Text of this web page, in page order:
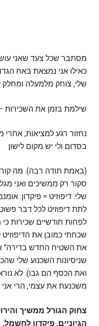
מסתבר שכל צעד שאני
כאילו אני נמצאת באח
שלי, צוחק מלמעלה ומחלק
שילמת בזמן את השכירות – כל
נחזור רגע למציאות,
בסדום ולי יש מקום לישון
(באמת תודה רבה). מה
סקור רק ממשיכים ואני
שלי: דיפוזיט = פיקדון.
לתת דיפוזיט לכל דבר
לפחות חודשיים שכירות
שכחתי כמובן את
את השטיח החדש בדירה"
שניסיונות השכנוע שלי
ואת הכסף הם גבו). לא
משכנעת את עצמי, הרי אני
צחוק הגורל ממשיך
הגיוניים. פיקדון לחשמל,